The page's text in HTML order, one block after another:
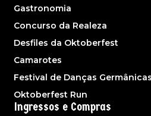
Gastronomia
Concurso da Realeza
Desfiles da Oktoberfest
Camarotes
Festival de Danças Germânicas
Oktoberfest Run
Ingressos e Compras